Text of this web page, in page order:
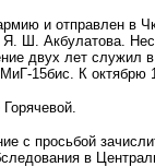
и отправлен
Я. Ш. Акбулатова.
двух лет служил
15бис. К октябрю
с просьбой
в